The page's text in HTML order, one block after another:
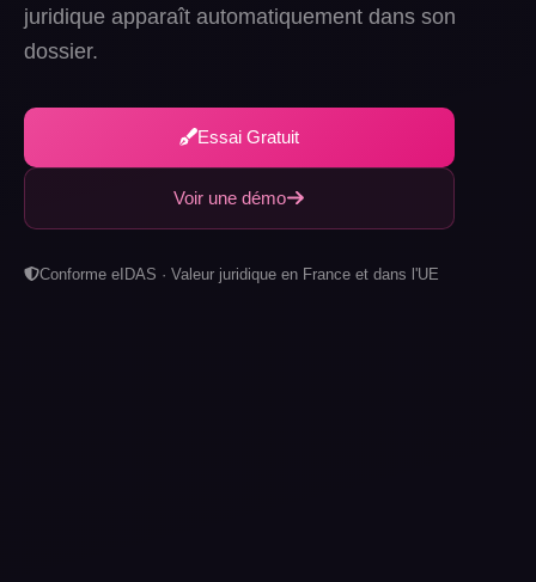
juridique apparaît automatiquement dans son
dossier.
Essai Gratuit
Voir une démo
Conforme eIDAS · Valeur juridique en France et dans l'UE